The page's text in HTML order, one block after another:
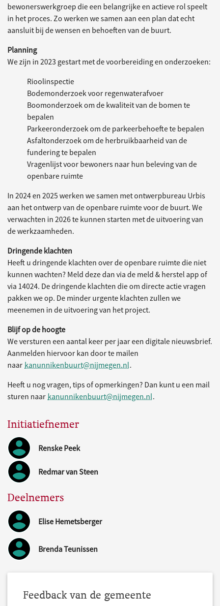
bewonerswerkgroep die een belangrijke en actieve rol speelt
in het proces. Zo werken we samen aan een plan dat echt
aansluit bij de wensen en behoeften van de buurt.
Planning
We zijn in 2023 gestart met de voorbereiding en onderzoeken:
Rioolinspectie
Bodemonderzoek voor regenwaterafvoer
Boomonderzoek om de kwaliteit van de bomen te
bepalen
Parkeeronderzoek om de parkeerbehoefte te bepalen
Asfaltonderzoek om de herbruikbaarheid van de
fundering te bepalen
Vragenlijst voor bewoners naar hun beleving van de
openbare ruimte
In 2024 en 2025 werken we samen met ontwerpbureau Urbis
aan het ontwerp van de openbare ruimte voor de buurt. We
verwachten in 2026 te kunnen starten met de uitvoering van
de werkzaamheden.
Dringende klachten
Heeft u dringende klachten over de openbare ruimte die niet
kunnen wachten? Meld deze dan via de meld & herstel app of
via 14024. De dringende klachten die om directe actie vragen
pakken we op. De minder urgente klachten zullen we
meenemen in de uitvoering van het project.
Blijf op de hoogte
We versturen een aantal keer per jaar een digitale nieuwsbrief.
Aanmelden hiervoor kan door te mailen
naar kanunnikenbuurt@nijmegen.nl.
Heeft u nog vragen, tips of opmerkingen? Dan kunt u een mail
sturen naar kanunnikenbuurt@nijmegen.nl.
Initiatiefnemer
Renske Peek
Redmar van Steen
Deelnemers
Elise Hemetsberger
Brenda Teunissen
Feedback van de gemeente